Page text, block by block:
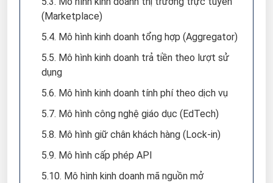
(Marketplace)
5.4. Mô hình kinh doanh tổng hợp (Aggregator)
5.5. Mô hình kinh doanh trả tiền theo lượt sử
dụng
5.6. Mô hình kinh doanh tính phí theo dịch vụ
5.7. Mô hình công nghệ giáo dục (EdTech)
5.8. Mô hình giữ chân khách hàng (Lock-in)
5.9. Mô hình cấp phép API
5.10. Mô hình kinh doanh mã nguồn mở